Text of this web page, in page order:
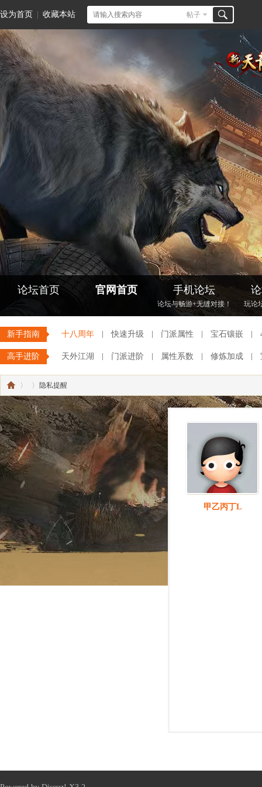
设为首页 收藏本站 帖子
论坛首页 官网首页 手机论坛
论坛与畅游+无缝对接！ 玩论
新手指南 十八周年 快速升级 门派属性 宝石镶嵌
高手进阶 天外江湖 门派进阶 属性系数 修炼加成
《
新
龙
› ›
隐私提醒
甲乙丙丁L